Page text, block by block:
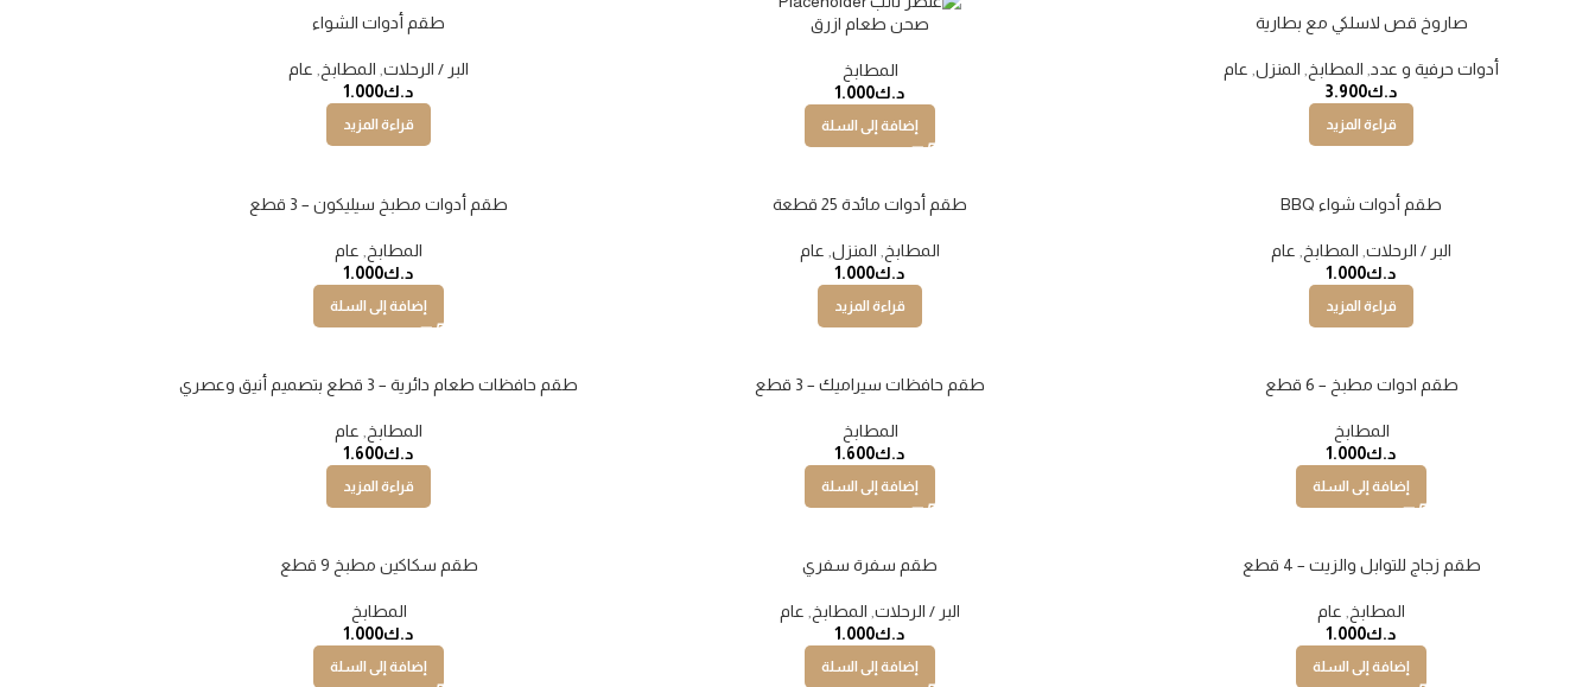
صاروخ قص لاسلكي مع بطارية
أدوات حرفية و عدد المطابخ المنزل عام
د.ك3.900
قراءة المزيد
صحن طعام ازرق
المطابخ
د.ك1.000
إضافة إلى السلة
طقم أدوات الشواء
البر / الرحلات المطابخ
عام
د.ك1.000
قراءة المزيد
طقم أدوات شواء BBQ
البر / الرحلات المطابخ
عام
د.ك1.000
قراءة المزيد
طقم أدوات مائدة 25 قطعة
المطابخ المنزل عام
د.ك1.000
قراءة المزيد
طقم أدوات مطبخ سيليكون – 3 قطع
المطابخ
عام
د.ك1.000
إضافة إلى السلة
طقم ادوات مطبخ – 6 قطع
المطابخ
د.ك1.000
إضافة إلى السلة
طقم حافظات سيراميك – 3 قطع
المطابخ
د.ك1.600
إضافة إلى السلة
نفذتطقم حافظات طعام دائرية – 3 قطع بتصميم أنيق وعصري
المطابخ
عام
د.ك1.600
قراءة المزيد
طقم زجاج للتوابل والزيت – 4 قطع
المطابخ
عام
د.ك1.000
إضافة إلى السلة
طقم سفرة سفري
البر / الرحلات المطابخ
عام
د.ك1.000
إضافة إلى السلة
طقم سكاكين مطبخ 9 قطع
المطابخ
د.ك1.000
إضافة إلى السلة